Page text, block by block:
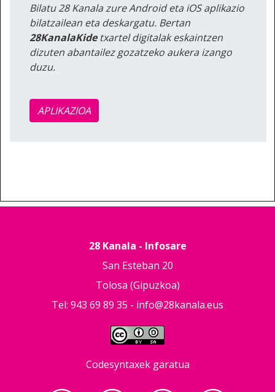
Bilatu 28 Kanala zure Android eta iOS aplikazio
bilatzailean eta deskargatu. Bertan
28KanalaKidetxartel digitalak eskaintzen
dizuten abantailez gozatzeko aukera izango
duzu.
APLIKAZIOA
28 Kanala - Infosare
San Esteban 20
Tolosa (Gipuzkoa)
Tel: 943 69 89 35 - info@28kanala.eus
Codesyntaxek garatua